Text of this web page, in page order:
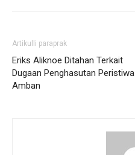
Artikulli paraprak
Eriks Aliknoe Ditahan Terkait
Dugaan Penghasutan Peristiwa
Amban